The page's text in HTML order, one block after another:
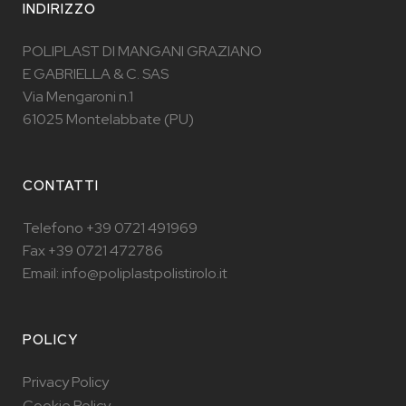
INDIRIZZO
POLIPLAST DI MANGANI GRAZIANO
E GABRIELLA & C. SAS
Via Mengaroni n.1
61025 Montelabbate (PU)
CONTATTI
Telefono +39 0721 491969
Fax +39 0721 472786
Email: info@poliplastpolistirolo.it
POLICY
Privacy Policy